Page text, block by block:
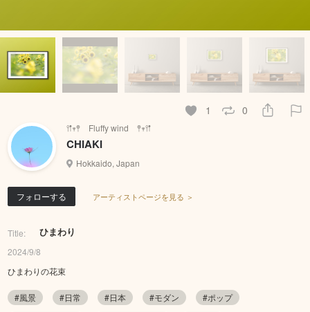
1 0
𖥣𖡡𖥧𖤣 Fluffy wind 𖤣𖥧𖥣𖡡
CHIAKI
Hokkaido, Japan
フォローする アーティストページを見る ＞
Title: ひまわり
2024/9/8
ひまわりの花束
#風景 #日常 #日本 #モダン
#ポップ